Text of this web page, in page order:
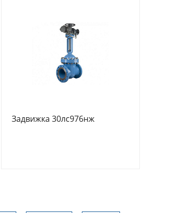
Задвижка 30лс976нж